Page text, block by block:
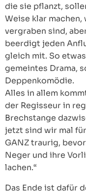
die sie pflanzt,
Weise klar
vergraben sind,
beerdigt jeden
gleich mit. So
gemeintes Drama,
Deppenkomödie.
Alles in allem
der Regisseur in
Brechstange
jetzt sind wir mal
GANZ traurig,
Neger und ihre
lachen.“
Das Ende ist dafür